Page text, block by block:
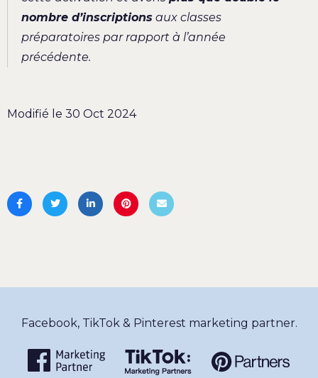
Modifié le 30 Oct 2024
nombre d’inscriptions aux classes
préparatoires par rapport à l’année
précédente.
Facebook, TikTok & Pinterest marketing partner.